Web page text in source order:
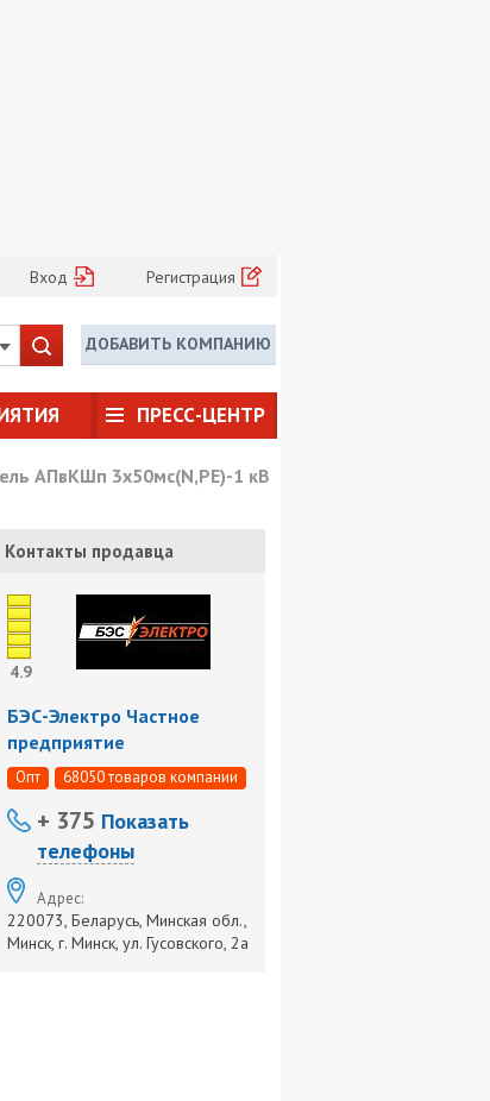
Вход Регистрация
ДОБАВИТЬ КОМПАНИЮ
ПРЕСС-ЦЕНТР
АПвКШп 3х50мс(N,PE)-1 кВ
Контакты продавца
4.9
БЭС-Электро Частное
предприятие
Опт 68050 товаров компании
+ 375 Показать
телефоны
Адрес:
220073, Беларусь, Минская обл.,
Минск, г. Минск, ул. Гусовского, 2а